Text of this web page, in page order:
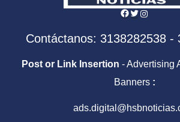
Facebook
Twitter
Instagram
Contáctanos: 3138282538 -
Post or Link Insertion - Advertising
Banners :